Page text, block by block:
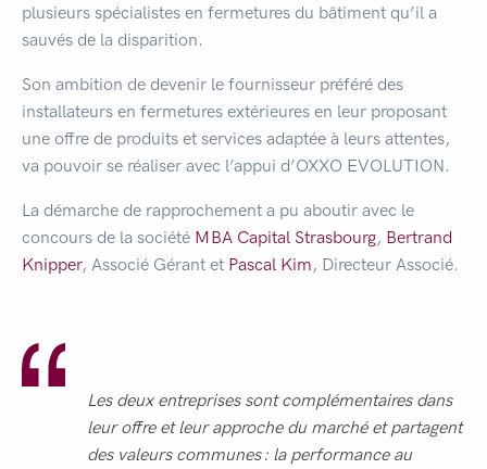
plusieurs spécialistes en fermetures du bâtiment qu’il a
sauvés de la disparition.
Son ambition de devenir le fournisseur préféré des
installateurs en fermetures extérieures en leur proposant
une offre de produits et services adaptée à leurs attentes,
va pouvoir se réaliser avec l’appui d’OXXO EVOLUTION.
La démarche de rapprochement a pu aboutir avec le
concours de la société MBA Capital Strasbourg, Bertrand
Knipper, Associé Gérant et Pascal Kim, Directeur Associé.
Les deux entreprises sont complémentaires dans
leur offre et leur approche du marché et partagent
des valeurs communes : la performance au